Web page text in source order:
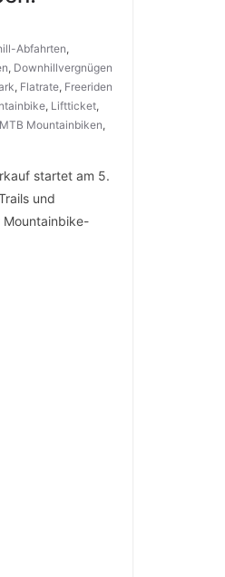
Abfahrten,
, Downhillvergnügen
, Flatrate, Freeriden
, Liftticket,
MTB Mountainbiken,
startet am 5.
und